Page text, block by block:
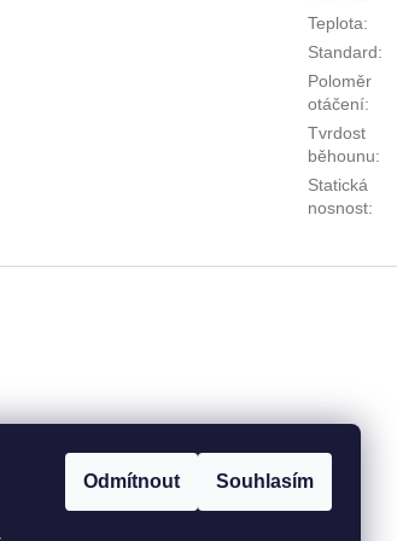
Odmítnout Souhlasím
Teplota:
Standard:
Poloměr
otáčení:
Tvrdost
běhounu:
Statická
nosnost: